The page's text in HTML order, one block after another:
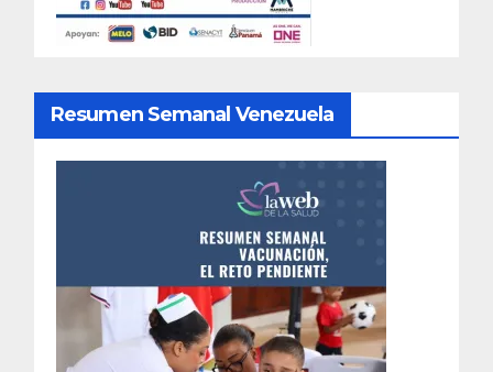
Resumen Semanal Venezuela